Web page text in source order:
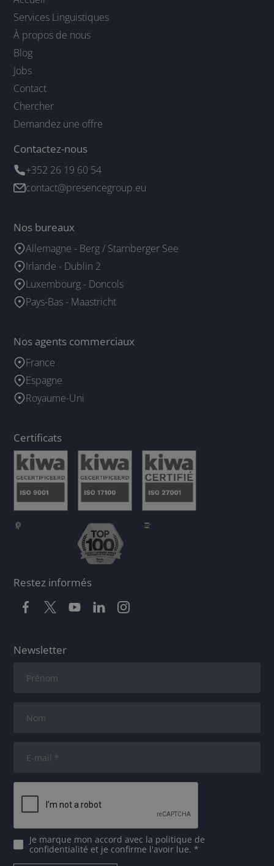
Services Linguistiques
À propos de nous
Blog
Jobs
Contact
Chercher
Demandez une offre
Contactez-nous
+352 26 19 60 54
contact@presencegroup.eu
Nos bureaux
Allemagne - Berg / Starnberger See
Irlande - Dublin 2
Luxembourg - Doncols
Pays-Bas - Maastricht
Nos agents commerciaux
France
Espagne
Royaume-Uni
Certificats
Restez informés
Newsletter
Je marque mon accord avec la politique de
confidentialité et je confirme l'avoir lue. *